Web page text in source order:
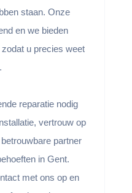
staan. Onze
en we bieden
u precies weet
reparatie nodig
vertrouw op
partner
in Gent.
met ons op en